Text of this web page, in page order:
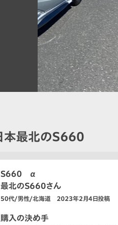
本最北のS660
S660 α
最北のS660さん
50代/男性/北海道 2023年2月4日投稿
購入の決め手